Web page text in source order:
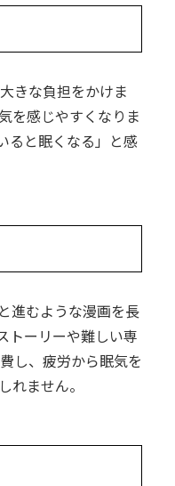
きな負担をかけま
を感じやすくなりま
ると眠くなる」と感
進むような漫画を長
トーリーや難しい専
し、疲労から眠気を
ません。